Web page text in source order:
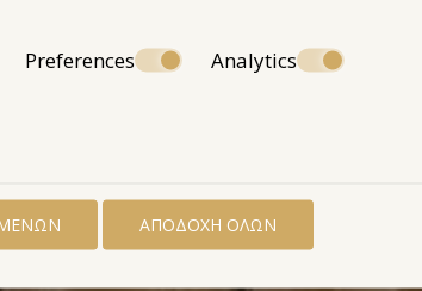
Preferences Analytics
ΑΠΟΔΟΧΉ ΌΛΩΝ